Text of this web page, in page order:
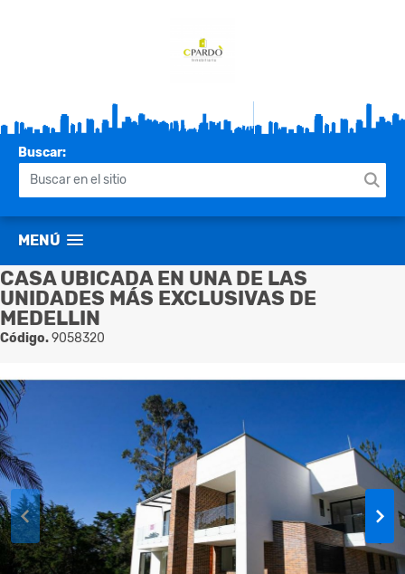
Buscar:
MENÚ
CASA UBICADA EN UNA DE LAS
UNIDADES MÁS EXCLUSIVAS DE
MEDELLIN
Código.9058320